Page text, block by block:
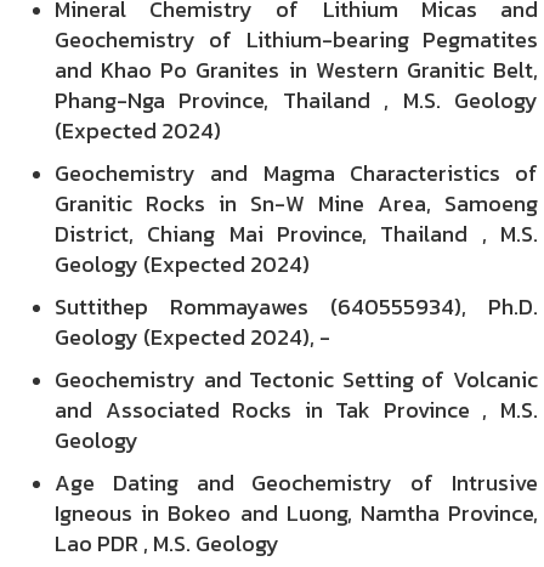
Mineral Chemistry of Lithium Micas and
Geochemistry of Lithium-bearing Pegmatites
and Khao Po Granites in Western Granitic Belt,
Phang-Nga Province, Thailand , M.S. Geology
(Expected 2024)
Geochemistry and Magma Characteristics of
Granitic Rocks in Sn-W Mine Area, Samoeng
District, Chiang Mai Province, Thailand , M.S.
Geology (Expected 2024)
Suttithep Rommayawes (640555934), Ph.D.
Geology (Expected 2024), -
Geochemistry and Tectonic Setting of Volcanic
and Associated Rocks in Tak Province , M.S.
Geology
Age Dating and Geochemistry of Intrusive
Igneous in Bokeo and Luong, Namtha Province,
Lao PDR , M.S. Geology